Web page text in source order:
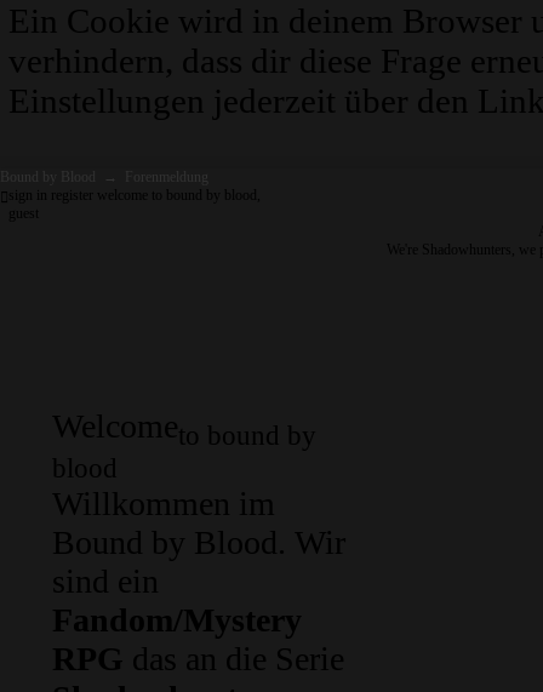
Ein Cookie wird in deinem Browser
verhindern, dass dir diese Frage
Einstellungen jederzeit über den
Bound by Blood →
Forenmeldung
sign in register welcome to bound by blood,
guest
We're Shadowhunters,
Welcometo bound by
blood
Willkommen im
Bound by Blood. Wir
sind ein
Fandom/Mystery
RPG das an die Serie